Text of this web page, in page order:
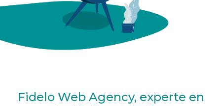
Fidelo Web Agency, experte en